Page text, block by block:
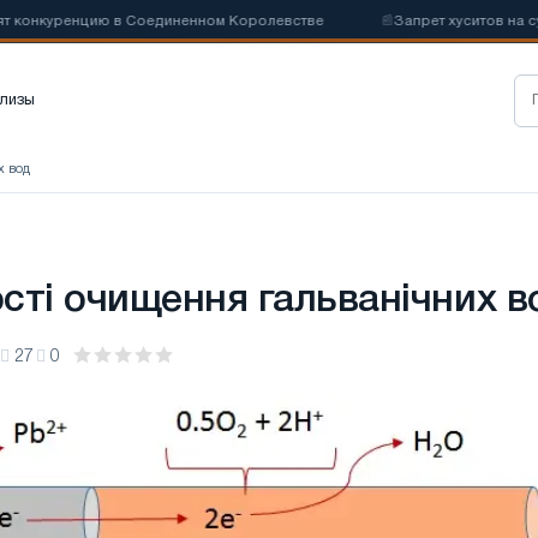
в Соединенном Королевстве Запрет хуситов на
вод
очищення гальванічних
27 0